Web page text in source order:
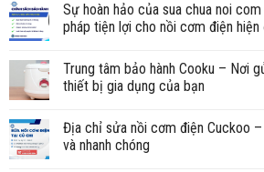
Sự hoàn hảo của sua chua noi
pháp tiện lợi cho nồi cơm điện hiện
Trung tâm bảo hành Cooku – Nơi
thiết bị gia dụng của bạn
Địa chỉ sửa nồi cơm điện Cuckoo
và nhanh chóng